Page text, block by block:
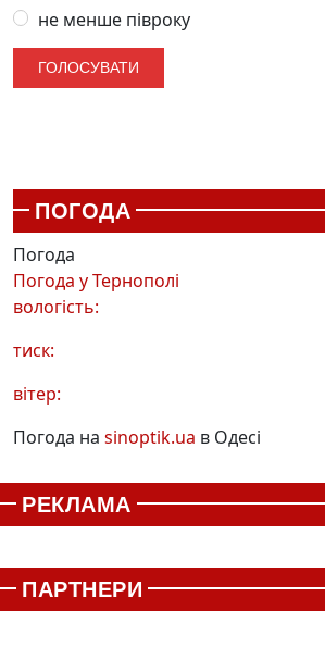
не менше півроку
ПОГОДА
Погода
Погода уТернополі
вологість:
тиск:
вітер:
Погода на sinoptik.ua в Одесі
РЕКЛАМА
ПАРТНЕРИ